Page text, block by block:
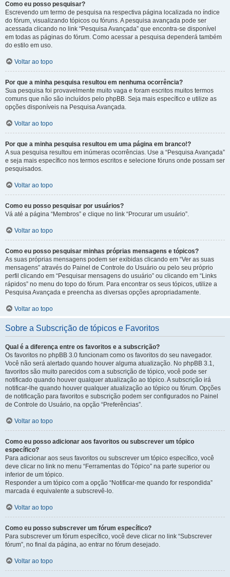
Como eu posso pesquisar?
Escrevendo um termo de pesquisa na respectiva página localizada no índice
do fórum, visualizando tópicos ou fóruns. A pesquisa avançada pode ser
acessada clicando no link “Pesquisa Avançada” que encontra-se disponível
em todas as páginas do fórum. Como acessar a pesquisa dependerá também
do estilo em uso.
Voltar ao topo
Por que a minha pesquisa resultou em nenhuma ocorrência?
Sua pesquisa foi provavelmente muito vaga e foram escritos muitos termos
comuns que não são incluídos pelo phpBB. Seja mais específico e utilize as
opções disponíveis na Pesquisa Avançada.
Voltar ao topo
Por que a minha pesquisa resultou em uma página em branco!?
A sua pesquisa resultou em inúmeras ocorrências. Use a “Pesquisa Avançada”
e seja mais específico nos termos escritos e selecione fóruns onde possam ser
pesquisados.
Voltar ao topo
Como eu posso pesquisar por usuários?
Vá até a página “Membros” e clique no link “Procurar um usuário”.
Voltar ao topo
Como eu posso pesquisar minhas próprias mensagens e tópicos?
As suas próprias mensagens podem ser exibidas clicando em “Ver as suas
mensagens” através do Painel de Controle do Usuário ou pelo seu próprio
perfil clicando em “Pesquisar mensagens do usuário” ou clicando em “Links
rápidos” no menu do topo do fórum. Para encontrar os seus tópicos, utilize a
Pesquisa Avançada e preencha as diversas opções apropriadamente.
Voltar ao topo
Sobre a Subscrição de tópicos e Favoritos
Qual é a diferença entre os favoritos e a subscrição?
Os favoritos no phpBB 3.0 funcionam como os favoritos do seu navegador.
Você não será alertado quando houver alguma atualização. No phpBB 3.1,
favoritos são muito parecidos com a subscrição de tópico, você pode ser
notificado quando houver qualquer atualização ao tópico. A subscrição irá
notificar-lhe quando houver qualquer atualização ao tópico ou fórum. Opções
de notificação para favoritos e subscrição podem ser configurados no Painel
de Controle do Usuário, na opção “Preferências”.
Voltar ao topo
Como eu posso adicionar aos favoritos ou subscrever um tópico
específico?
Para adicionar aos seus favoritos ou subscrever um tópico específico, você
deve clicar no link no menu “Ferramentas do Tópico” na parte superior ou
inferior de um tópico.
Responder a um tópico com a opção “Notificar-me quando for respondida”
marcada é equivalente a subscrevê-lo.
Voltar ao topo
Como eu posso subscrever um fórum específico?
Para subscrever um fórum específico, você deve clicar no link “Subscrever
fórum”, no final da página, ao entrar no fórum desejado.
Voltar ao topo